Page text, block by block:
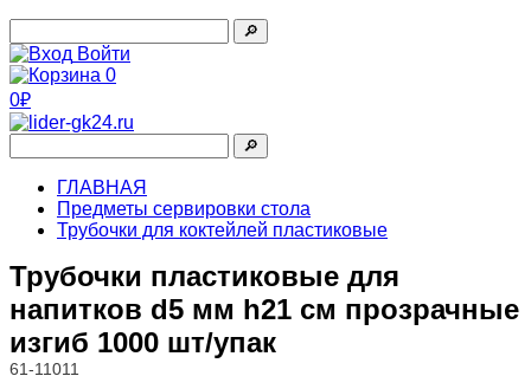
🔎︎
Войти
0
0₽
🔎︎
ГЛАВНАЯ
Предметы сервировки стола
Трубочки для коктейлей пластиковые
Трубочки пластиковые для
напитков d5 мм h21 см прозрачные
изгиб 1000 шт/упак
61-11011